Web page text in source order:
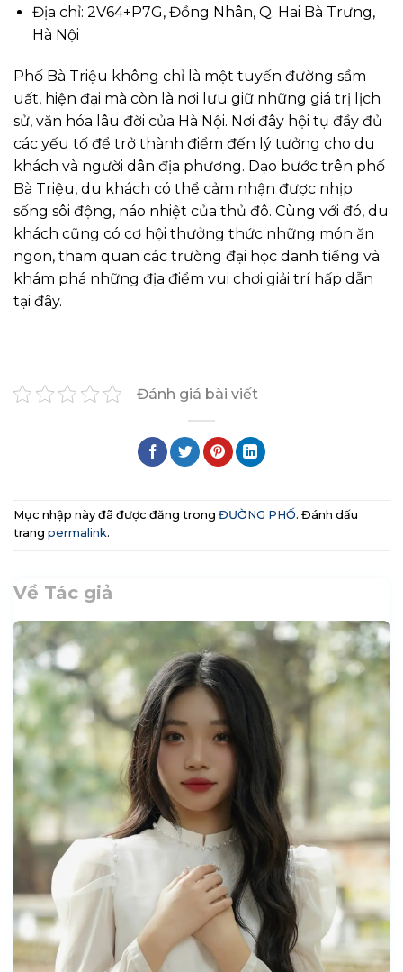
Địa chỉ: 2V64+P7G, Đồng Nhân, Q. Hai Bà Trưng,
Hà Nội
Phố Bà Triệu không chỉ là một tuyến đường sầm
uất, hiện đại mà còn là nơi lưu giữ những giá trị lịch
sử, văn hóa lâu đời của Hà Nội. Nơi đây hội tụ đầy đủ
các yếu tố để trở thành điểm đến lý tưởng cho du
khách và người dân địa phương. Dạo bước trên phố
Bà Triệu, du khách có thể cảm nhận được nhịp
sống sôi động, náo nhiệt của thủ đô. Cùng với đó, du
khách cũng có cơ hội thưởng thức những món ăn
ngon, tham quan các trường đại học danh tiếng và
khám phá những địa điểm vui chơi giải trí hấp dẫn
tại đây.
Đánh giá bài viết
Mục nhập này đã được đăng trong ĐƯỜNG PHỐ. Đánh dấu
trang permalink.
Về Tác giả